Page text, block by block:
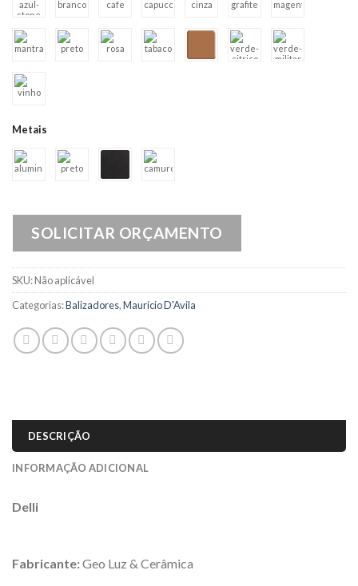
Metais
SOLICITAR ORÇAMENTO
SKU:Não aplicável
Categorias:Balizadores,Mauricio D'Avila
DESCRIÇÃO
INFORMAÇÃO ADICIONAL
Delli
Fabricante:Geo Luz & Cerâmica